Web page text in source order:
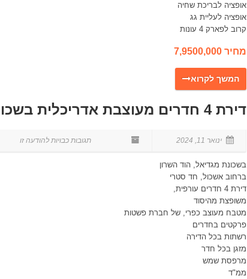
אופציה לבריכת שחיה
אופציה לעליית גג
קרוב לפארק 4 עונות
מחיר 7,9500,000
‎המשך לקרוא
דירת 4 חדרים מעוצבת אדריכלית בשכונת מגדיאל הוד השרון
ינואר 11, 2024 ‎תגובות כבויות להודעה זו
בשכונת מגדיאל, הוד השרון
ברחוב אשכול, חד סטרי
דירת 4 חדרים עורפית,
משופצת מהיסוד
מטבח מעוצב כפרי, של חברת פשטות
פרקטים בחדרים
רשתות בכל הדירה
מזגן בכל חדר
מרפסת שמש
ממ"ד